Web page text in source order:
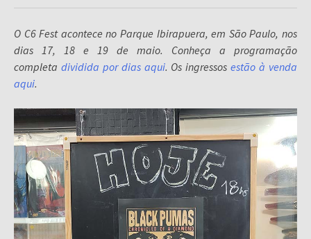
O C6 Fest acontece no Parque Ibirapuera, em São Paulo, nos
dias 17, 18 e 19 de maio. Conheça a programação
completa dividida por dias aqui. Os ingressosestão à venda
aqui.